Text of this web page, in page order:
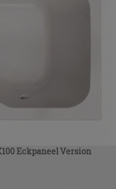
Eckpaneel Version